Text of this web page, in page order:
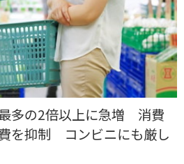
最多の2倍以上に急増 消費
を抑制 コンビニにも厳し